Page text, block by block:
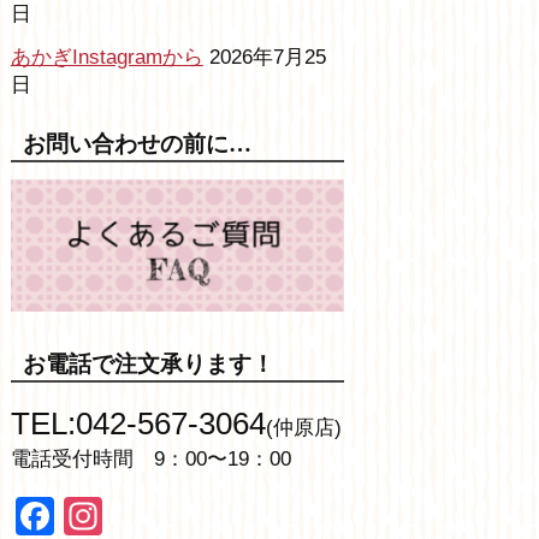
日
あかぎInstagramから 2026年7月25
日
お問い合わせの前に…
お電話で注文承ります！
TEL:042-567-3064(仲原店)
電話受付時間 9：00〜19：00
Facebook